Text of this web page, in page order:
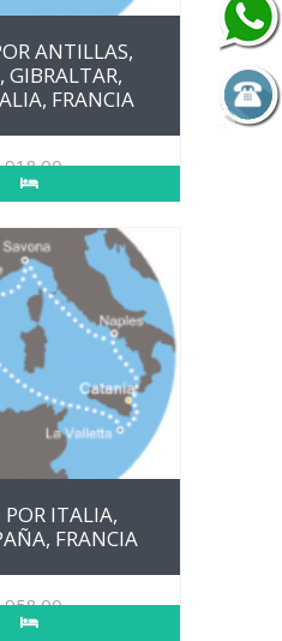
ANTILLAS,
GIBRALTAR,
FRANCIA
918.00
POR ITALIA,
FRANCIA
958.00